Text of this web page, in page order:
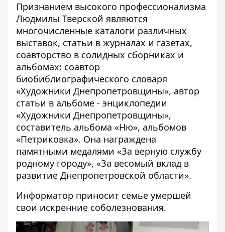
Признанием высокого профессионализма
Людмилы Тверской являются
многочисленные каталоги различных
выставок, статьи в журналах и газетах,
соавторство в солидных сборниках и
альбомах: соавтор
биобиблиографического словаря
«Художники Днепропетровщины», автор
статьи в альбоме - энциклопедии
«Художники Днепропетровщины»,
составитель альбома «Ню», альбомов
«Петриковка». Она награждена
памятными медалями «За верную службу
родному городу», «За весомый вклад в
развитие Днепропетровской области».
Информатор приносит семье умершей
свои искренние соболезнования.